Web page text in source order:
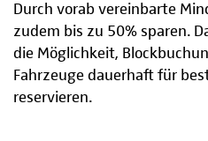
Durch vorab vereinbarte
zudem bis zu 50% sparen.
die Möglichkeit,
Fahrzeuge dauerhaft für
reservieren.